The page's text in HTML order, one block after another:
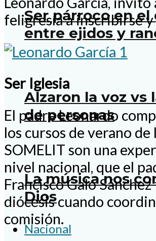
Ser párroco en el
entre ejidos y
Alzaron la voz vs
de personas
La música nos
Dios
Nacional
feligresía a inscribirse
Ser Iglesia
El padre Leonardo
los cursos de verano
SOMELIT son una
nivel nacional, que el
Francisco Galo
diócesis cuando
comisión.